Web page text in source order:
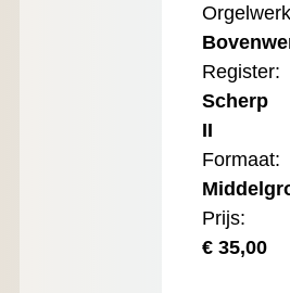
Register:
Scherp
II
Formaat:
Prijs:
€35,00